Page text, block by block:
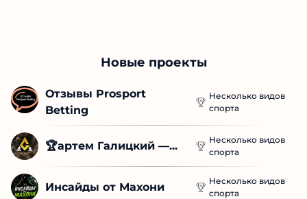
Новые проекты
Отзывы Prosport
Betting
Несколько видов
спорта
🏆артем Галицкий —...
Несколько видов
спорта
Инсайды от Махони
Несколько видов
спорта